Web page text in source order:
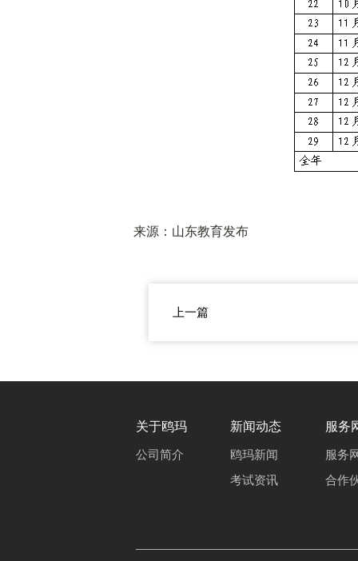
来源：山东教育发布
上一篇
关于鸥玛
公司简介
新闻动态
鸥玛新闻
考试资讯
服务
服务
合作